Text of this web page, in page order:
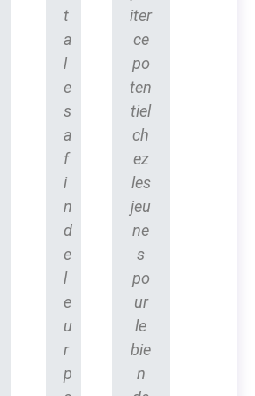
t
a
l
e
s
a
f
i
n
d
e
l
e
u
r
p
iter
ce
po
ten
tiel
ch
ez
les
jeu
ne
s
po
ur
le
bie
n